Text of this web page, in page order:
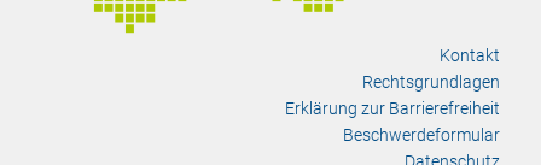
Kontakt
Rechtsgrundlagen
Erklärung zur Barrierefreiheit
Beschwerdeformular
Datenschutz